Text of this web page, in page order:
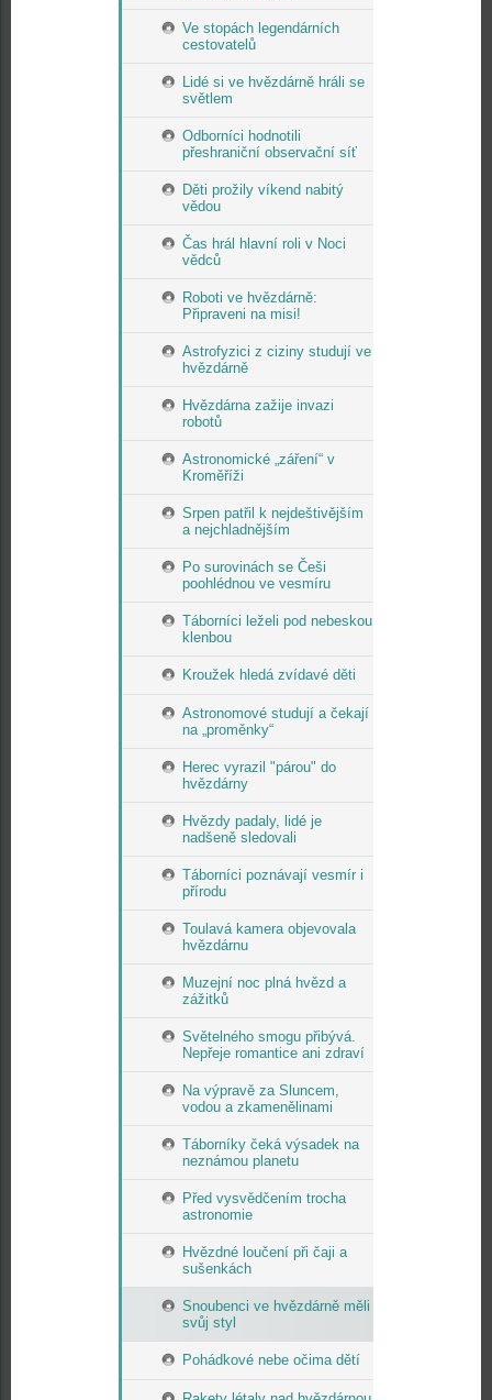
Ve stopách legendárních
cestovatelů
Lidé si ve hvězdárně hráli se
světlem
Odborníci hodnotili
přeshraniční observační síť
Děti prožily víkend nabitý
vědou
Čas hrál hlavní roli v Noci
vědců
Roboti ve hvězdárně:
Připraveni na misi!
Astrofyzici z ciziny studují ve
hvězdárně
Hvězdárna zažije invazi
robotů
Astronomické „záření“ v
Kroměříži
Srpen patřil k nejdeštivějším
a nejchladnějším
Po surovinách se Češi
poohlédnou ve vesmíru
Táborníci leželi pod nebeskou
klenbou
Kroužek hledá zvídavé děti
Astronomové studují a čekají
na „proměnky“
Herec vyrazil "párou" do
hvězdárny
Hvězdy padaly, lidé je
nadšeně sledovali
Táborníci poznávají vesmír i
přírodu
Toulavá kamera objevovala
hvězdárnu
Muzejní noc plná hvězd a
zážitků
Světelného smogu přibývá.
Nepřeje romantice ani zdraví
Na výpravě za Sluncem,
vodou a zkamenělinami
Táborníky čeká výsadek na
neznámou planetu
Před vysvědčením trocha
astronomie
Hvězdné loučení při čaji a
sušenkách
Snoubenci ve hvězdárně měli
svůj styl
Pohádkové nebe očima dětí